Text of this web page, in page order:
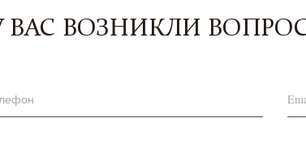
ВАС ВОЗНИКЛИ